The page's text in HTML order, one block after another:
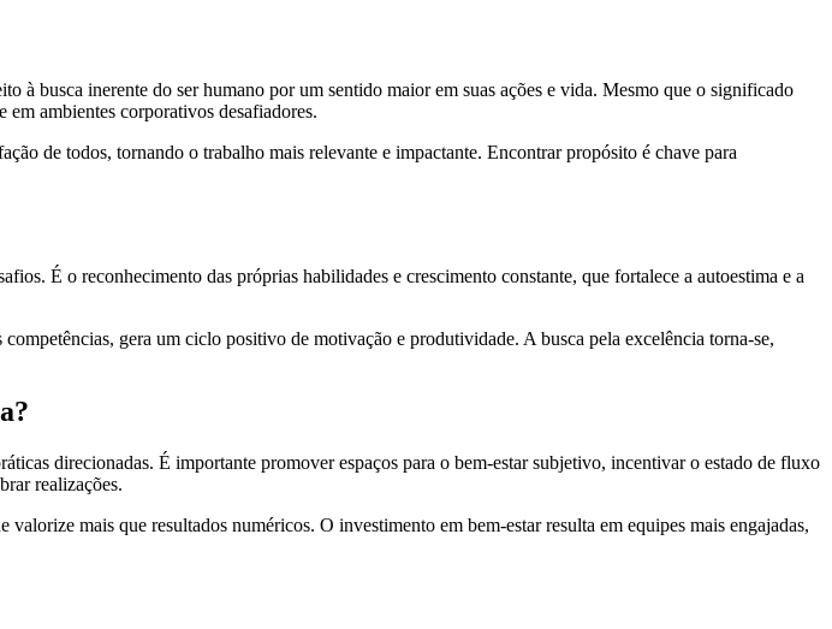
à busca inerente do ser humano por um sentido maior em suas ações e vida. Mesmo que o significado
em ambientes corporativos desafiadores.
de todos, tornando o trabalho mais relevante e impactante. Encontrar propósito é chave para
É o reconhecimento das próprias habilidades e crescimento constante, que fortalece a autoestima e a
gera um ciclo positivo de motivação e produtividade. A busca pela excelência torna-se,
direcionadas. É importante promover espaços para o bem-estar subjetivo, incentivar o estado de fluxo
realizações.
mais que resultados numéricos. O investimento em bem-estar resulta em equipes mais engajadas,